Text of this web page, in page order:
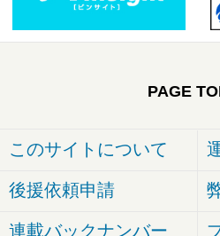
PAGE
このサイトについて
後援依頼申請
連載バックナンバー